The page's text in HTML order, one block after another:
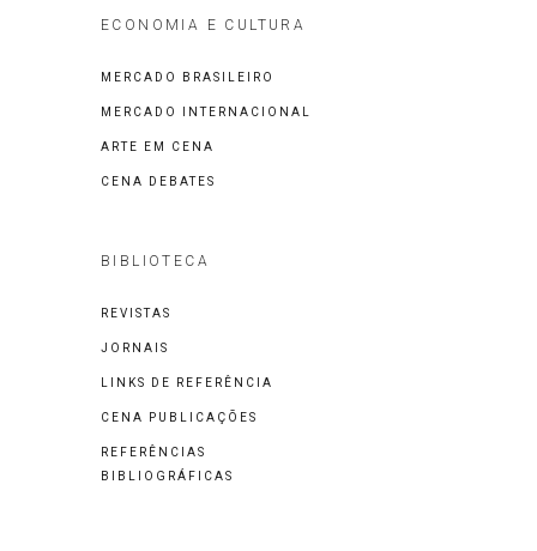
ECONOMIA E CULTURA
MERCADO BRASILEIRO
MERCADO INTERNACIONAL
ARTE EM CENA
CENA DEBATES
BIBLIOTECA
REVISTAS
JORNAIS
LINKS DE REFERÊNCIA
CENA PUBLICAÇÕES
REFERÊNCIAS
BIBLIOGRÁFICAS